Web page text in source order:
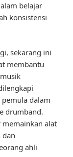
belajar
konsistensi
sekarang ini
membantu
dalam
drumband.
memainkan alat
ahli